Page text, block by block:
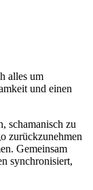
alles um
und einen
schamanisch zu
zurückzunehmen
Gemeinsam
synchronisiert,